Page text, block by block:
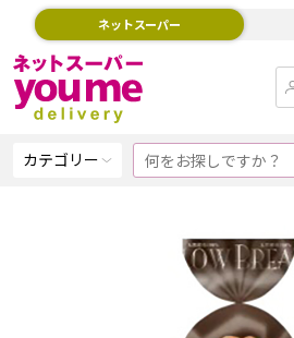
ネットスーパー
カテゴリー